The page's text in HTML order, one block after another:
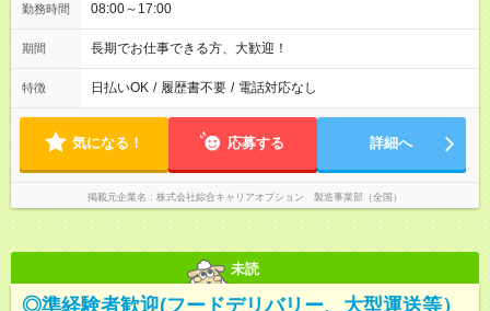
勤務時間 08:00～17:00
期間 長期でお仕事できる方、大歓迎！
特徴 日払いOK / 履歴書不要 / 電話対応なし
気になる！ 応募する 詳細へ
掲載元企業名 株式会社綜合キャリアオプション 製造事業部（全国）
未読
◎準経験者歓迎(フードデリバリー、大型運送等）